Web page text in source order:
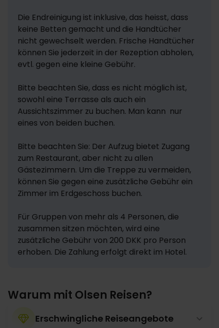
Die Endreinigung ist inklusive, das heisst, dass
keine Betten gemacht und die Handtücher
nicht gewechselt werden. Frische Handtücher
können Sie jederzeit in der Rezeption abholen,
evtl. gegen eine kleine Gebühr.
Bitte beachten Sie, dass es nicht möglich ist,
sowohl eine Terrasse als auch ein
Aussichtszimmer zu buchen. Man kann  nur
eines von beiden buchen.
Bitte beachten Sie: Der Aufzug bietet Zugang
zum Restaurant, aber nicht zu allen
Gästezimmern. Um die Treppe zu vermeiden,
können Sie gegen eine zusätzliche Gebühr ein
Zimmer im Erdgeschoss buchen.
Für Gruppen von mehr als 4 Personen, die
zusammen sitzen möchten, wird eine
zusätzliche Gebühr von 200 DKK pro Person
erhoben. Die Zahlung erfolgt direkt im Hotel.
Warum mit Olsen Reisen?
Erschwingliche Reiseangebote